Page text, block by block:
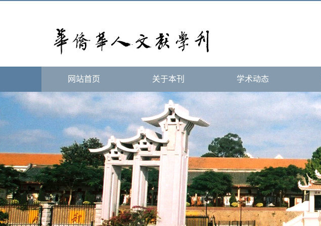
网站首页 关于本刊 学术动态